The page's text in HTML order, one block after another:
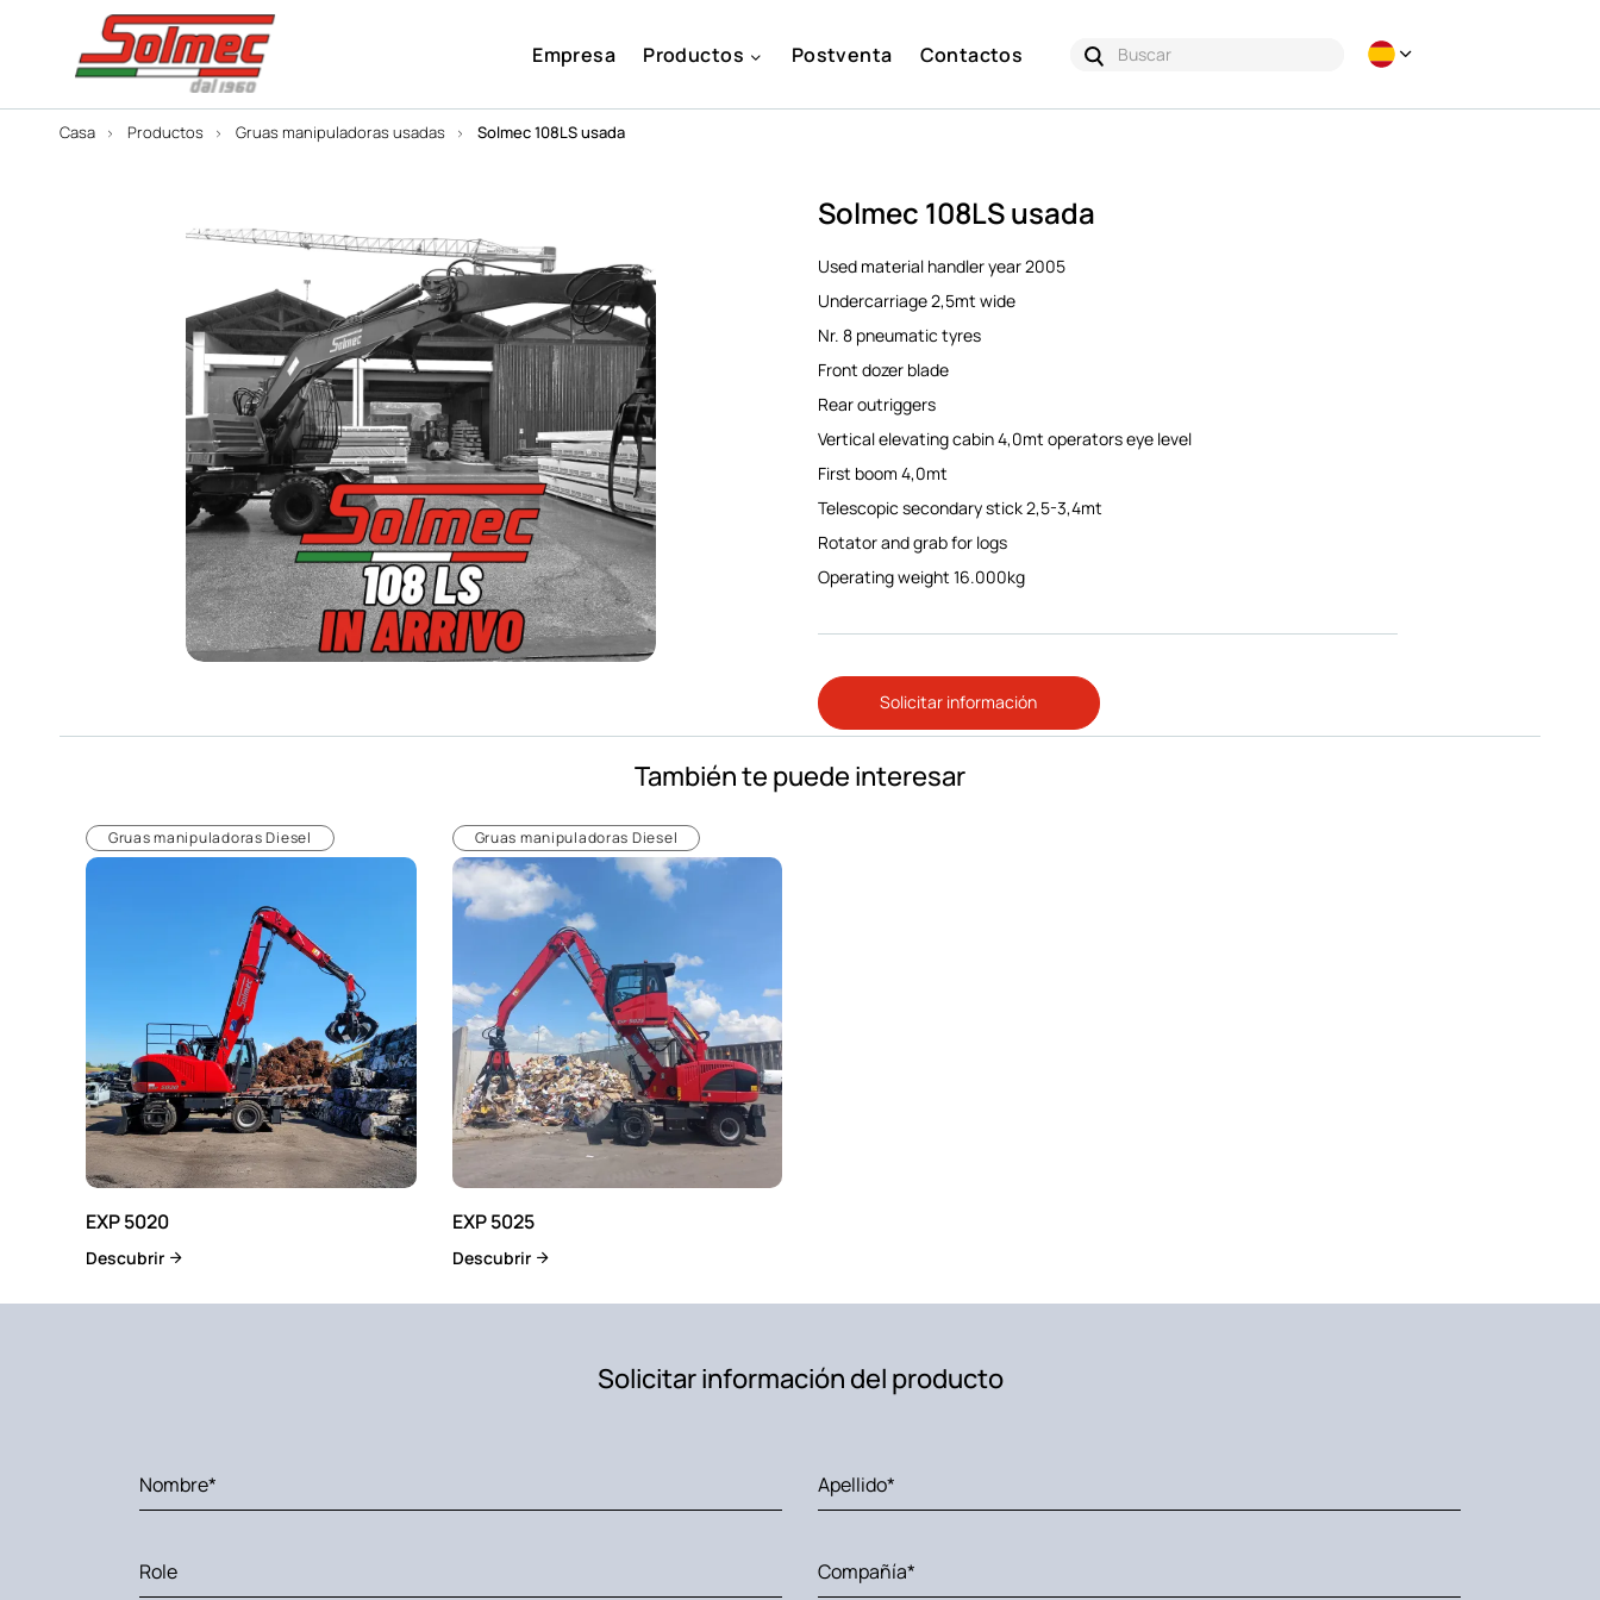
Empresa Productos Postventa Contactos
Casa Productos Gruas manipuladoras usadas Solmec 108LS usada
Solmec 108LS usada
Used material handler year 2005
Undercarriage 2,5mt wide
Nr. 8 pneumatic tyres
Front dozer blade
Rear outriggers
Vertical elevating cabin 4,0mt operators eye level
First boom 4,0mt
Telescopic secondary stick 2,5-3,4mt
Rotator and grab for logs
Operating weight 16.000kg
Solicitar información
También te puede interesar
Gruas manipuladoras Diesel
EXP 5020
Descubrir
Gruas manipuladoras Diesel
EXP 5025
Descubrir
Solicitar información del producto